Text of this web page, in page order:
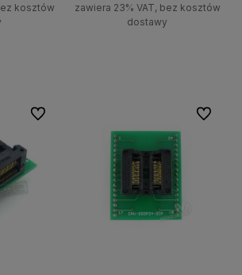
kosztów
zawiera 23% VAT, bez kosztów
dostawy
Do ulubionych Do